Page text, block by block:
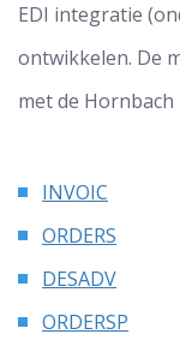
EDI integratie
ontwikkelen. De
met de
INVOIC
ORDERS
DESADV
ORDERSP